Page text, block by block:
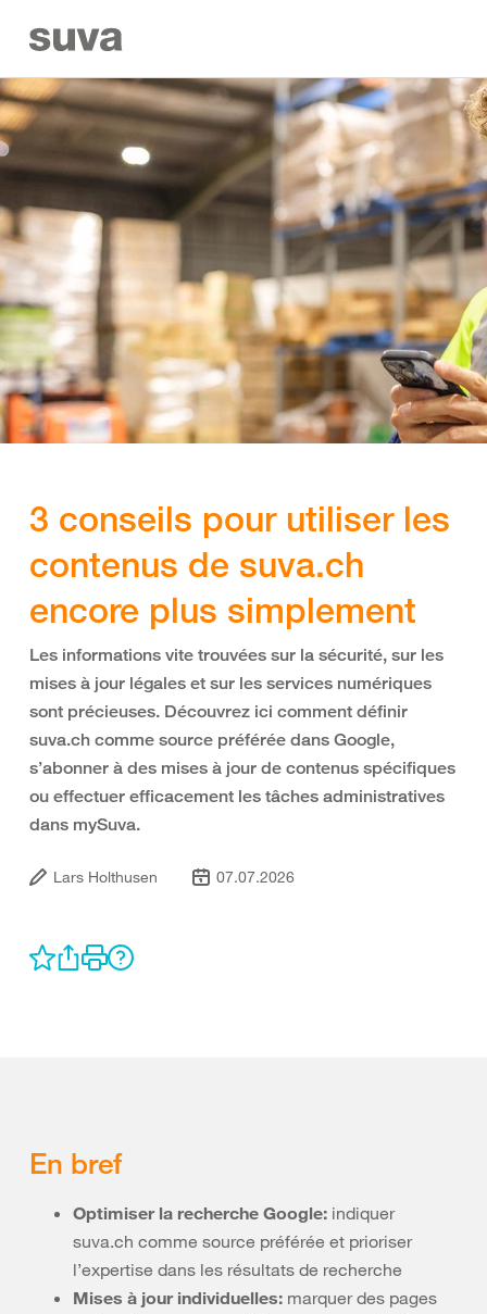
3 conseils pour utiliser les
contenus de suva.ch
encore plus simplement
Les informations vite trouvées sur la sécurité, sur les
mises à jour légales et sur les services numériques
sont précieuses. Découvrez ici comment définir
suva.ch comme source préférée dans Google,
s’abonner à des mises à jour de contenus spécifiques
ou effectuer efficacement les tâches administratives
dans mySuva.
Lars Holthusen 07.07.2026
En bref
Optimiser la recherche Google: indiquer
suva.ch comme source préférée et prioriser
l’expertise dans les résultats de recherche
Mises à jour individuelles: marquer des pages